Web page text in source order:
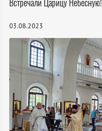
Встречали Царицу Небесную!
03.08.2023